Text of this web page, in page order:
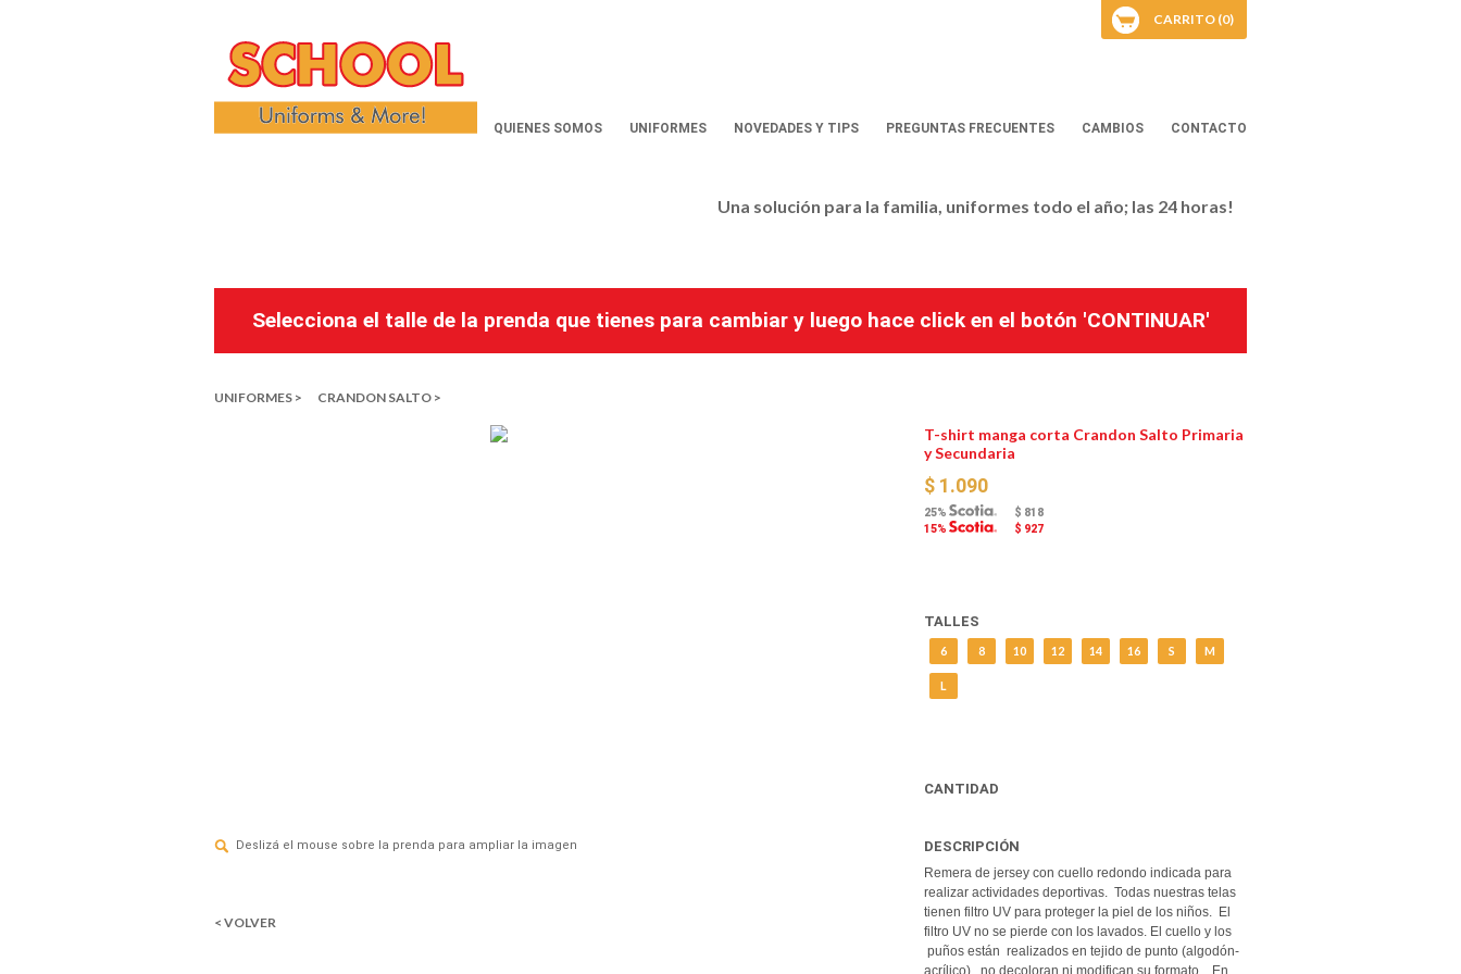
CARRITO (0)
QUIENES SOMOS UNIFORMES NOVEDADES Y TIPS PREGUNTAS FRECUENTES CAMBIOS CONTACTO
Una solución para la familia, uniformes todo el año; las 24 horas!
Selecciona el talle de la prenda que tienes para cambiar y luego hace click en el botón 'CONTINUAR'
UNIFORMES > CRANDON SALTO >
Deslizá el mouse sobre la prenda para ampliar la imagen
< VOLVER
T-shirt manga corta Crandon Salto Primaria
y Secundaria
$ 1.090
25%
$ 818
15%
$ 927
TALLES
6 8 10 12 14 16 S M
L
CANTIDAD
DESCRIPCIÓN
Remera de jersey con cuello redondo indicada para
realizar actividades deportivas. Todas nuestras telas
tienen filtro UV para proteger la piel de los niños. El
filtro UV no se pierde con los lavados. El cuello y los
puños están realizados en tejido de punto (algodón-